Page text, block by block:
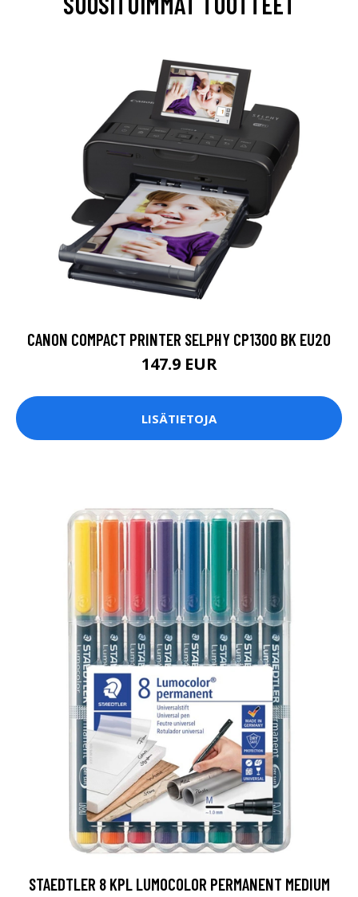
CANON COMPACT PRINTER SELPHY CP1300 BK EU20
147.9 EUR
LISÄTIETOJA
STAEDTLER 8 KPL LUMOCOLOR PERMANENT MEDIUM